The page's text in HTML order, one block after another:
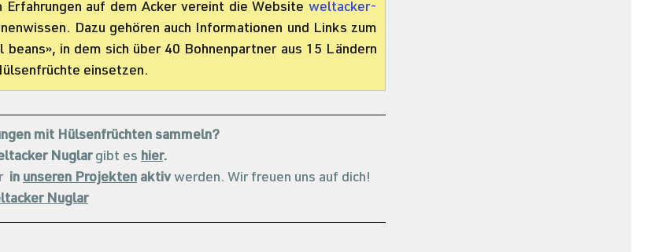
auf dem Acker vereint die Website weltacker-
Dazu gehören auch Informationen und Links zum
in dem sich über 40 Bohnenpartner aus 15 Ländern
einsetzen.
mit Hülsenfrüchten sammeln?
Nuglar gibt es hier.
in unseren Projekten aktiv werden. Wir freuen uns auf dich!
Nuglar